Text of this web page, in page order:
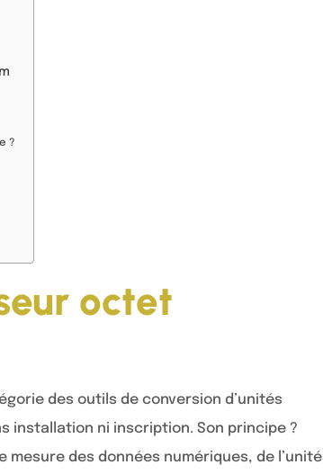
?
octet
des outils de conversion d’unités
installation ni inscription. Son principe ?
des données numériques, de l’unité